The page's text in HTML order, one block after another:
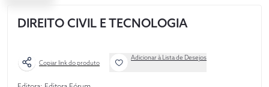
DIREITO CIVIL E TECNOLOGIA
Copiar link do produto
Adicionar à Lista de Desejos